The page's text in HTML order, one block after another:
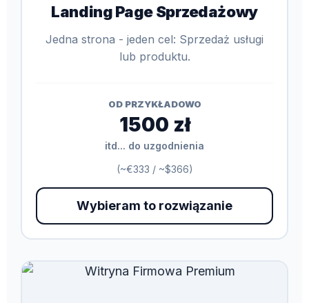
Landing Page Sprzedażowy
Jedna strona - jeden cel: Sprzedaż usługi
lub produktu.
OD PRZYKŁADOWO
1500 zł
itd... do uzgodnienia
(~€333 / ~$366)
Wybieram to rozwiązanie